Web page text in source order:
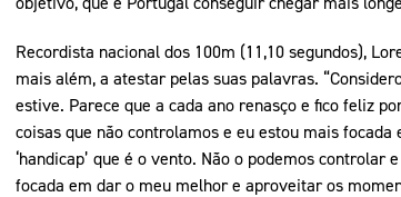
Recordista nacional dos 100m (11,10 segundos),
mais além, a atestar pelas suas palavras.
estive. Parece que a cada ano renasço e fico feliz
coisas que não controlamos e eu estou mais
‘handicap’ que é o vento. Não o podemos controlar
focada em dar o meu melhor e aproveitar os